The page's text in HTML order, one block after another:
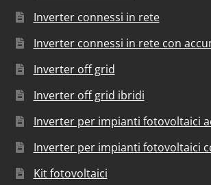
Inverter connessi in rete
Inverter connessi in rete con
Inverter off grid
Inverter off grid ibridi
Inverter per impianti fotovoltaici
Inverter per impianti fotovoltaici
Kit fotovoltaici